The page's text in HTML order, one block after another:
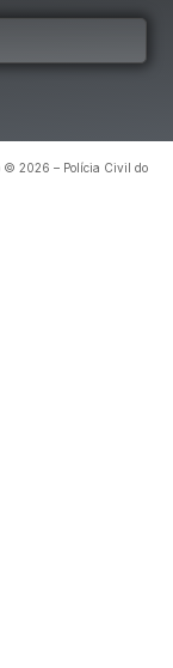
© 2026 – Polícia Civil do